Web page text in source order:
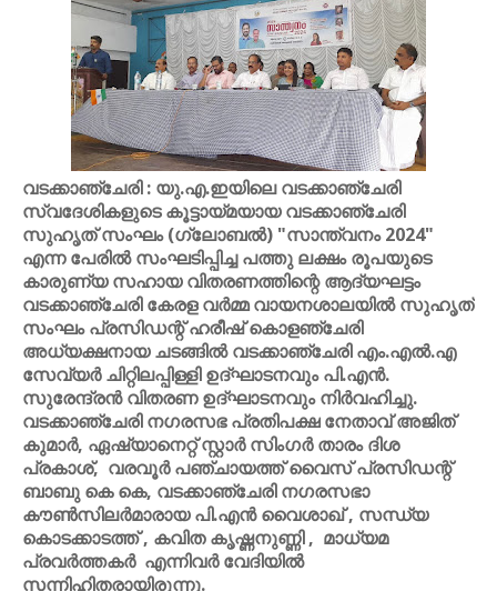
വടക്കാഞ്ചേരി : യു.എ.ഇയിലെ വടക്കാഞ്ചേരി
സ്വദേശികളുടെ കൂട്ടായ്മയായ വടക്കാഞ്ചേരി
സുഹൃത് സംഘം (ഗ്ലോബൽ) "സാന്ത്വനം 2024"
എന്ന പേരിൽ സംഘടിപ്പിച്ച പത്തു ലക്ഷം രൂപയുടെ
കാരുണ്യ സഹായ വിതരണത്തിന്റെ ആദ്യഘട്ടം
വടക്കാഞ്ചേരി കേരള വർമ്മ വായനശാലയിൽ സുഹൃത്
സംഘം പ്രസിഡന്റ് ഹരീഷ് കൊളഞ്ചേരി
അധ്യക്ഷനായ ചടങ്ങിൽ വടക്കാഞ്ചേരി എം.എൽ.എ
സേവ്യർ ചിറ്റിലപ്പിള്ളി ഉദ്ഘാടനവും പി.എൻ.
സുരേന്ദ്രൻ വിതരണ ഉദ്ഘാടനവും നിർവഹിച്ചു.
വടക്കാഞ്ചേരി നഗരസഭ പ്രതിപക്ഷ നേതാവ് അജിത്
കുമാർ, ഏഷ്യാനെറ്റ് സ്റ്റാർ സിംഗർ താരം ദിശ
പ്രകാശ്, വരവൂർ പഞ്ചായത്ത് വൈസ് പ്രസിഡന്റ്
ബാബു കെ കെ, വടക്കാഞ്ചേരി നഗരസഭാ
കൗൺസിലർമാരായ പി.എൻ വൈശാഖ് , സന്ധ്യ
കൊടക്കാടത്ത് , കവിത കൃഷ്ണനുണ്ണി , മാധ്യമ
പ്രവർത്തകർ എന്നിവർ വേദിയിൽ
സന്നിഹിതരായിരുന്നു.